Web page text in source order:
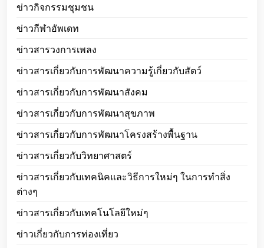
ข่าวกิจกรรมชุมชน
ข่าวกีฬาอัพเดท
ข่าวสารวงการเพลง
ข่าวสารเกี่ยวกับการพัฒนาความรู้เกี่ยวกับสัตว์
ข่าวสารเกี่ยวกับการพัฒนาสังคม
ข่าวสารเกี่ยวกับการพัฒนาสุขภาพ
ข่าวสารเกี่ยวกับการพัฒนาโครงสร้างพื้นฐาน
ข่าวสารเกี่ยวกับวิทยาศาสตร์
ข่าวสารเกี่ยวกับเทคนิคและวิธีการใหม่ๆ ในการทำสิ่ง
ต่างๆ
ข่าวสารเกี่ยวกับเทคโนโลยีใหม่ๆ
ข่าวเกี่ยวกับการท่องเที่ยว